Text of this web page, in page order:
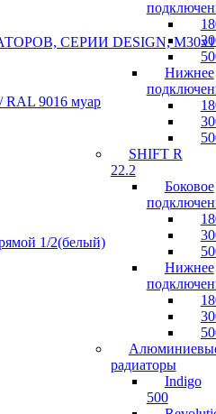
Нижнее
SHIFT R
22.2
Боковое
Нижнее
радиаторы
Indigo
500
СЕРИИ DESIGN,
9016 муар
1/2(белый)